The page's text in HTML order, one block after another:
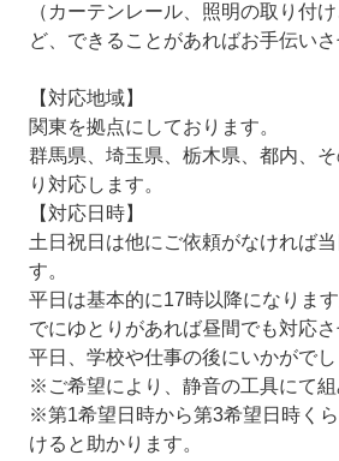
（カーテンレール、照明の取り付
ど、できることがあればお手伝いさ
【対応地域】
関東を拠点にしております。
群馬県、埼玉県、栃木県、都内、
り対応します。
【対応日時】
土日祝日は他にご依頼がなければ
す。
平日は基本的に17時以降になりま
でにゆとりがあれば昼間でも対応さ
平日、学校や仕事の後にいかがでし
※ご希望により、静音の工具にて組
※第1希望日時から第3希望日時く
けると助かります。